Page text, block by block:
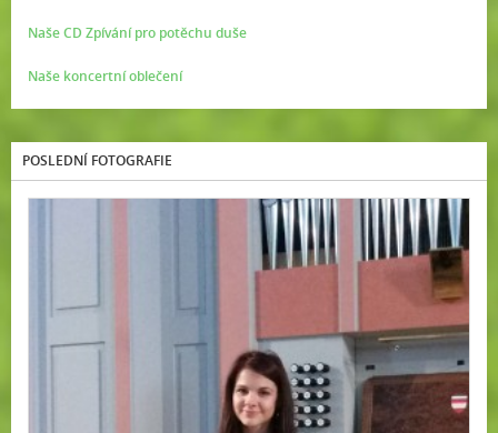
Naše CD Zpívání pro potěchu duše
Naše koncertní oblečení
POSLEDNÍ FOTOGRAFIE